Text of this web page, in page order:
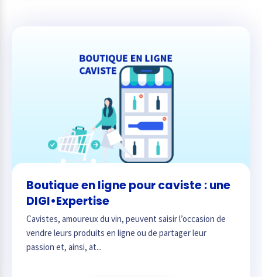
Boutique en ligne pour caviste : une
DIGI•Expertise
Cavistes, amoureux du vin, peuvent saisir l’occasion de
vendre leurs produits en ligne ou de partager leur
passion et, ainsi, at...